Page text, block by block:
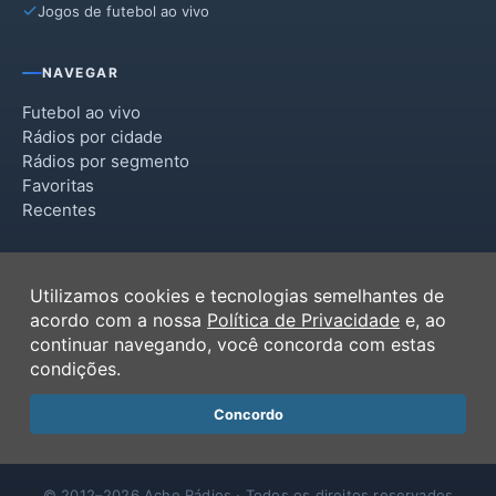
Jogos de futebol ao vivo
NAVEGAR
Futebol ao vivo
Rádios por cidade
Rádios por segmento
Favoritas
Recentes
Termos de Uso
Política de Privacidade
Ferramentas
Contato
Utilizamos cookies e tecnologias semelhantes de
acordo com a nossa Política de Privacidade e, ao
continuar navegando, você concorda com estas
condições.
Concordo